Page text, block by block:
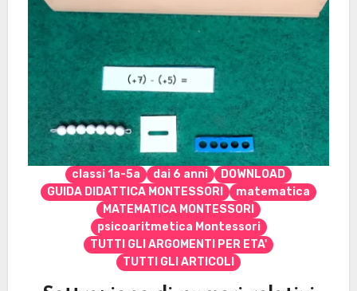
classi 1a-5a dai 6 anni
DOWNLOAD
GUIDA DIDATTICA MONTESSORI
matematica
MATEMATICA MONTESSORI
psicoaritmetica Montessori
TUTTI GLI ARGOMENTI PER ETA'
TUTTI GLI ARTICOLI